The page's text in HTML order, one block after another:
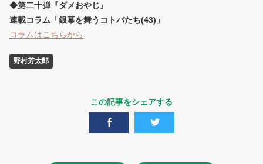
◆第二十弾『ダメおやじ』
連載コラム「銀幕を舞うコトバたち(43)」
コラムはこちらから
野村芳太郎
この記事をシェアする